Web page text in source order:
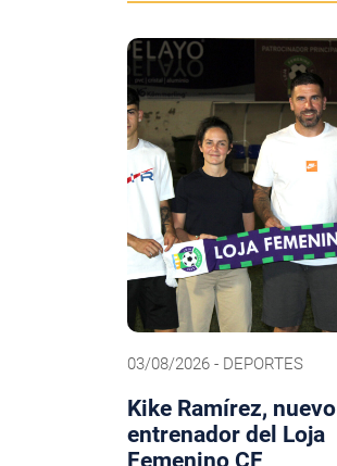
03/08/2026 - DEPORTES
Kike Ramírez, nuevo
entrenador del Loja
Femenino CF